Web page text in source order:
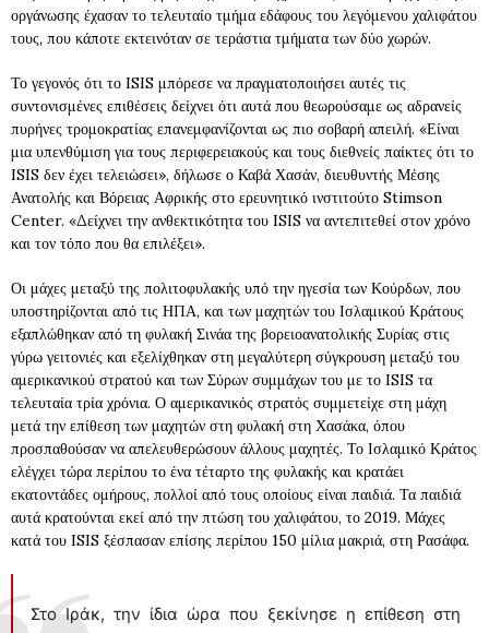
οργάνωσης έχασαν το τελευταίο τμήμα εδάφους του λεγόμενου χαλιφάτου
τους, που κάποτε εκτεινόταν σε τεράστια τμήματα των δύο χωρών.
Το γεγονός ότι το ISIS μπόρεσε να πραγματοποιήσει αυτές τις
συντονισμένες επιθέσεις δείχνει ότι αυτά που θεωρούσαμε ως αδρανείς
πυρήνες τρομοκρατίας επανεμφανίζονται ως πιο σοβαρή απειλή. «Είναι
μια υπενθύμιση για τους περιφερειακούς και τους διεθνείς παίκτες ότι το
ISIS δεν έχει τελειώσει», δήλωσε ο Καβά Χασάν, διευθυντής Μέσης
Ανατολής και Βόρειας Αφρικής στο ερευνητικό ινστιτούτο Stimson
Center. «Δείχνει την ανθεκτικότητα του ISIS να αντεπιτεθεί στον χρόνο
και τον τόπο που θα επιλέξει».
Οι μάχες μεταξύ της πολιτοφυλακής υπό την ηγεσία των Κούρδων, που
υποστηρίζονται από τις ΗΠΑ, και των μαχητών του Ισλαμικού Κράτους
εξαπλώθηκαν από τη φυλακή Σινάα της βορειοανατολικής Συρίας στις
γύρω γειτονιές και εξελίχθηκαν στη μεγαλύτερη σύγκρουση μεταξύ του
αμερικανικού στρατού και των Σύρων συμμάχων του με το ISIS τα
τελευταία τρία χρόνια. Ο αμερικανικός στρατός συμμετείχε στη μάχη
μετά την επίθεση των μαχητών στη φυλακή στη Χασάκα, όπου
προσπαθούσαν να απελευθερώσουν άλλους μαχητές. Το Ισλαμικό Κράτος
ελέγχει τώρα περίπου το ένα τέταρτο της φυλακής και κρατάει
εκατοντάδες ομήρους, πολλοί από τους οποίους είναι παιδιά. Τα παιδιά
αυτά κρατούνται εκεί από την πτώση του χαλιφάτου, το 2019. Μάχες
κατά του ISIS ξέσπασαν επίσης περίπου 150 μίλια μακριά, στη Ρασάφα.
Στο Ιράκ, την ίδια ώρα που ξεκίνησε η επίθεση στη